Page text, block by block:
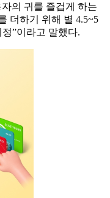
의 귀를 즐겁게 하는
더하기 위해 별 4.5~5
”이라고 말했다.